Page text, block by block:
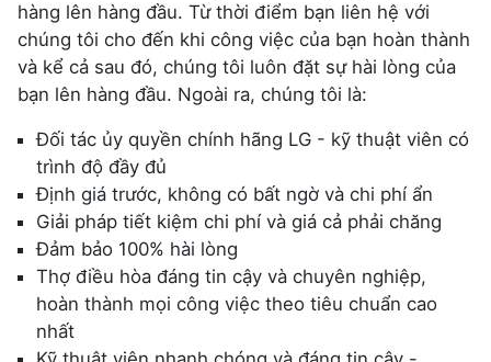
hàng lên hàng đầu. Từ thời điểm bạn liên hệ với
chúng tôi cho đến khi công việc của bạn hoàn thành
và kể cả sau đó, chúng tôi luôn đặt sự hài lòng của
bạn lên hàng đầu. Ngoài ra, chúng tôi là:
Đối tác ủy quyền chính hãng LG - kỹ thuật viên có
trình độ đầy đủ
Định giá trước, không có bất ngờ và chi phí ẩn
Giải pháp tiết kiệm chi phí và giá cả phải chăng
Đảm bảo 100% hài lòng
Thợ điều hòa đáng tin cậy và chuyên nghiệp,
hoàn thành mọi công việc theo tiêu chuẩn cao
nhất